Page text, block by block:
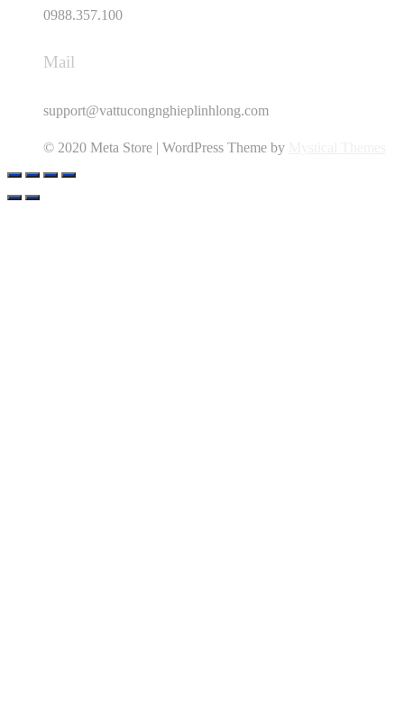
0988.357.100
Mail
support@vattucongnghieplinhlong.com
© 2020 Meta Store | WordPress Theme by